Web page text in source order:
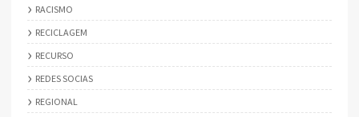
RACISMO
RECICLAGEM
RECURSO
REDES SOCIAS
REGIONAL